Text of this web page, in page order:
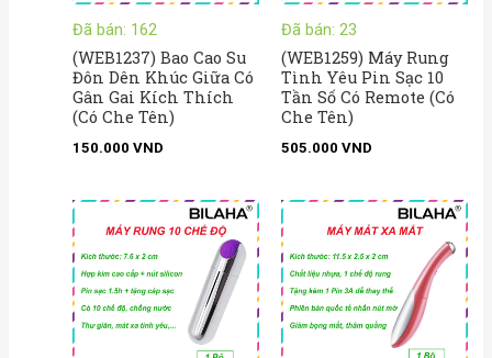
Đã bán: 162
(WEB1237) Bao Cao Su
Đôn Dên Khúc Giữa Có
Gân Gai Kích Thích
(Có Che Tên)
150.000VND
Đã bán: 23
(WEB1259) Máy Rung
Tình Yêu Pin Sạc 10
Tần Số Có Remote (Có
Che Tên)
505.000 VND
giá:
từ
đến